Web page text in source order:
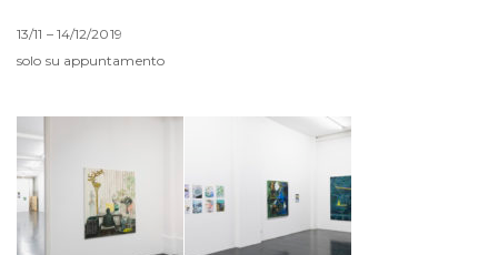
13/11 – 14/12/2019
solo su appuntamento